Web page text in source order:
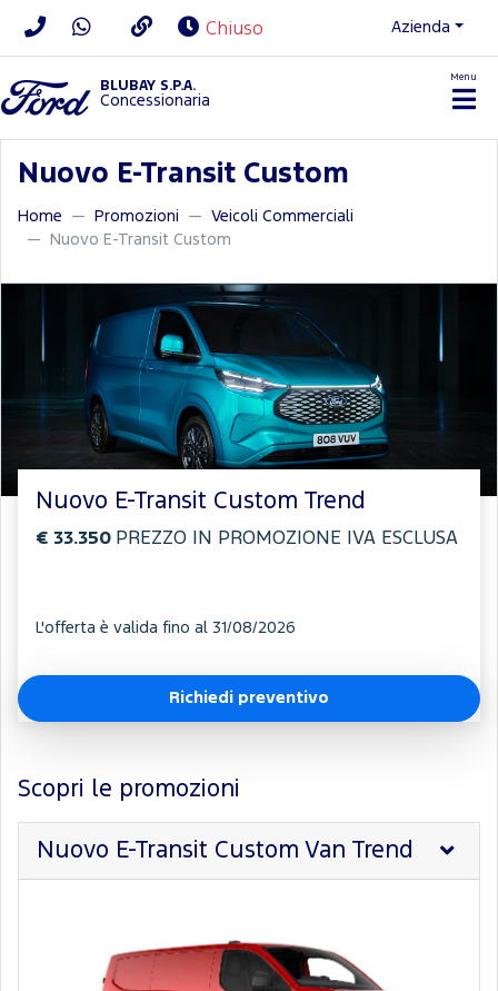
Chiuso Azienda
BLUBAY S.P.A.
Concessionaria
Menu
Nuovo E-Transit Custom
Home Promozioni
Veicoli Commerciali
Nuovo E-Transit Custom
Nuovo E-Transit Custom Trend
€ 33.350 PREZZO IN PROMOZIONE IVA ESCLUSA
L'offerta è valida fino al 31/08/2026
Richiedi preventivo
Scopri le promozioni
Nuovo E-Transit Custom Van Trend